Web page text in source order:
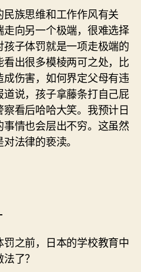
族思维和工作作风有关
向另一个极端，很难选择
子体罚就是一项走极端的
出很多模棱两可之处，比
伤害，如何界定父母有违
说，孩子拿藤条打自己屁
看后哈哈大笑。我预计日
情也会层出不穷。这虽然
法律的亵渎。
之前，日本的学校教育中
了？